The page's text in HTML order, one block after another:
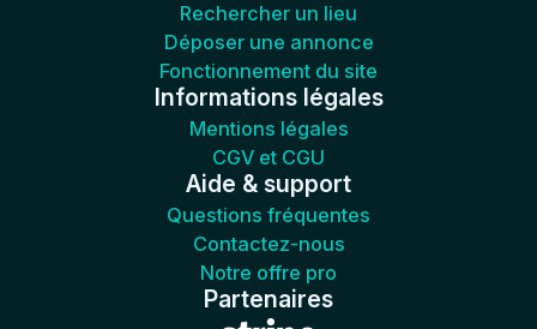
Rechercher un lieu
Déposer une annonce
Fonctionnement du site
Informations légales
Mentions légales
CGV et CGU
Aide & support
Questions fréquentes
Contactez-nous
Notre offre pro
Partenaires